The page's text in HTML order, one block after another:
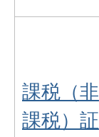
課税（非
課税）証